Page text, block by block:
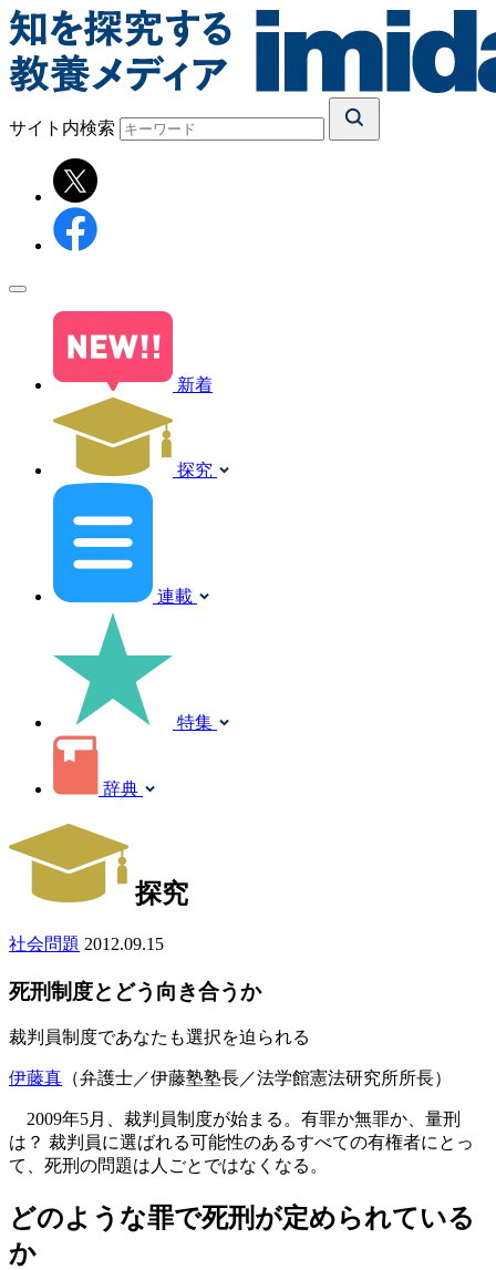
サイト内検索
新着
探究
連載
特集
辞典
探究
社会問題 2012.09.15
死刑制度とどう向き合うか
裁判員制度であなたも選択を迫られる
伊藤真 （弁護士／伊藤塾塾長／法学館憲法研究所所長）
2009年5月、裁判員制度が始まる。有罪か無罪か、量刑
は？ 裁判員に選ばれる可能性のあるすべての有権者にとっ
て、死刑の問題は人ごとではなくなる。
どのような罪で死刑が定められている
か